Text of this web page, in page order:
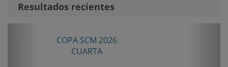
Resultados recientes
COPA SCM 2026
CUARTA